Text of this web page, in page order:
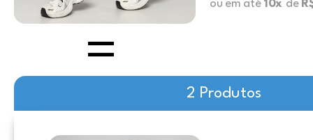
ou em até 10x de
2 Produtos